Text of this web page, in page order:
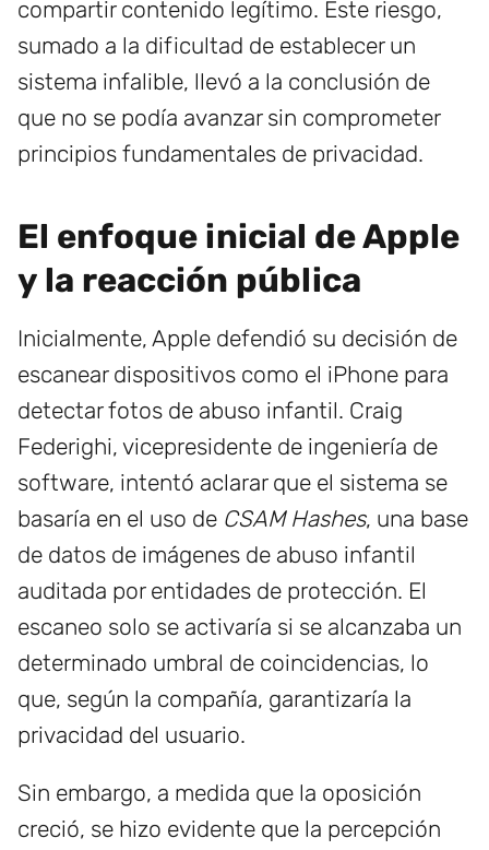
compartir contenido legítimo. Este riesgo,
sumado a la dificultad de establecer un
sistema infalible, llevó a la conclusión de
que no se podía avanzar sin comprometer
principios fundamentales de privacidad.
El enfoque inicial de Apple
y la reacción pública
Inicialmente, Apple defendió su decisión de
escanear dispositivos como el iPhone para
detectar fotos de abuso infantil. Craig
Federighi, vicepresidente de ingeniería de
software, intentó aclarar que el sistema se
basaría en el uso de CSAM Hashes, una base
de datos de imágenes de abuso infantil
auditada por entidades de protección. El
escaneo solo se activaría si se alcanzaba un
determinado umbral de coincidencias, lo
que, según la compañía, garantizaría la
privacidad del usuario.
Sin embargo, a medida que la oposición
creció, se hizo evidente que la percepción